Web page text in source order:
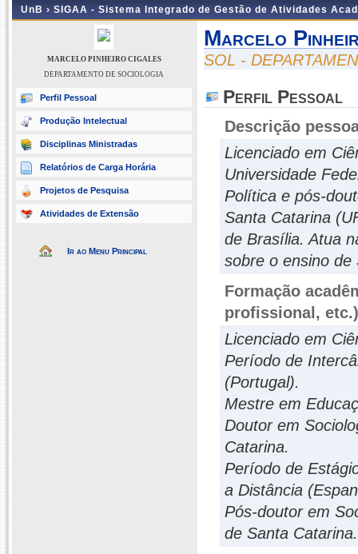
UnB › SIGAA - Sistema Integrado de Gestão de Atividades
MARCELO PINHEIRO CIGALES
DEPARTAMENTO DE SOCIOLOGIA
Perfil Pessoal
Produção Intelectual
Disciplinas Ministradas
Relatórios de Carga Horária
Projetos de Pesquisa
Atividades de Extensão
Ir ao Menu Principal
Marcelo
SOL -
Perfil Pessoal
Descrição
Licenciado em
Universidade
Política e pós-
Santa Catarina
de Brasília. Atua
sobre o ensino de
Formação
profissional, etc.)
Licenciado em
Período de
(Portugal).
Mestre em
Doutor em
Catarina.
Período de
a Distância
Pós-doutor em
de Santa Catarina.